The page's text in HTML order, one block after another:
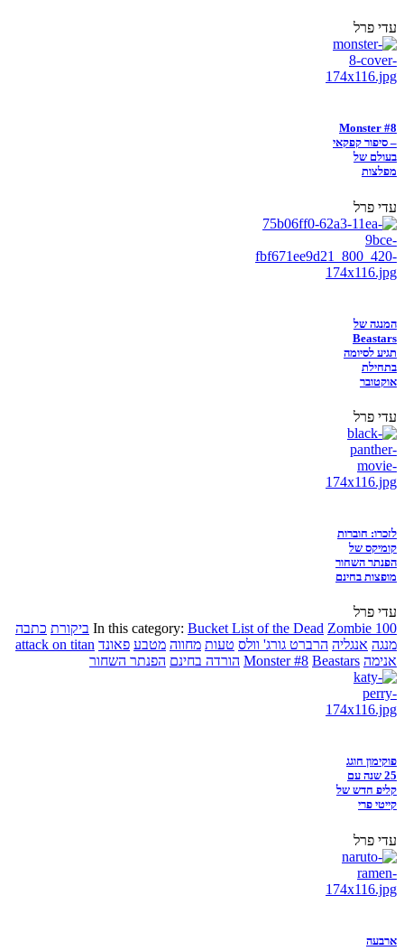
עדי פרל
Monster #8
– סיפור קפקאי
בעולם של
מפלצות
עדי פרל
המנגה של
Beastars
תגיע לסיומה
בתחילת
אוקטובר
עדי פרל
לזכרו: חוברות
קומיקס של
הפנתר השחור
מופצות בחינם
עדי פרל
In this category: Bucket List of the Dead Zombie 100 ביקורת כתבה
מנגה אנגליה הרברט גורג' וולס טעות מחווה מטבע פאונד attack on titan
אנימה
Monster #8 Beastars הורדה בחינם הפנתר השחור
פוקימון חוגג
25 שנה עם
קליפ חדש של
קייטי פרי
עדי פרל
ארבעה